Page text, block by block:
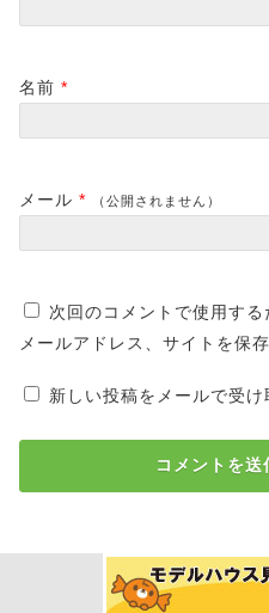
名前 *
メール * （公開されません）
次回のコメントで使用する
メールアドレス、サイトを保存
新しい投稿をメールで受け